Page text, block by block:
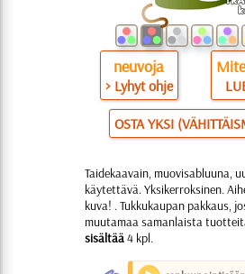
neuvoja
> Lyhyt ohje
OSTA YKSI
Taidekaavain, muovisabluuna,
käytettävä. Yksikerroksinen.
kuva! . Tukkukaupan pakkaus,
muutamaa samanlaista
sisältää4 kpl.